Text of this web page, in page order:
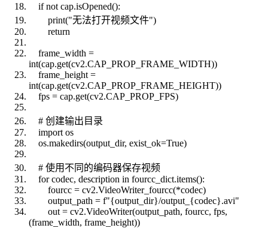
if not cap.isOpened():
print("无法打开视频文件")
return
frame_width =
int(cap.get(cv2.CAP_PROP_FRAME_WIDTH))
frame_height =
int(cap.get(cv2.CAP_PROP_FRAME_HEIGHT))
fps = cap.get(cv2.CAP_PROP_FPS)
# 创建输出目录
import os
os.makedirs(output_dir, exist_ok=True)
# 使用不同的编码器保存视频
for codec, description in fourcc_dict.items():
fourcc = cv2.VideoWriter_fourcc(*codec)
output_path = f"{output_dir}/output_{codec}.avi"
out = cv2.VideoWriter(output_path, fourcc, fps,
(frame_width, frame_height))